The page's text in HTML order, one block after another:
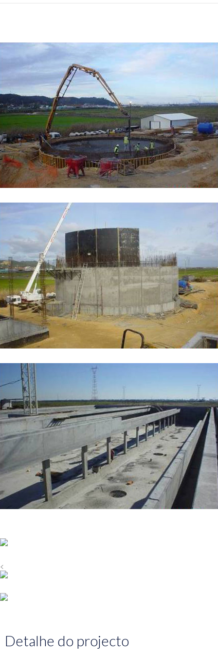
<
Detalhe do projecto